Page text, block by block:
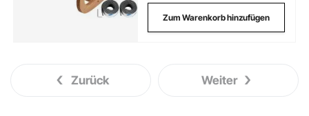
Zum Warenkorb hinzufügen
Zurück Weiter